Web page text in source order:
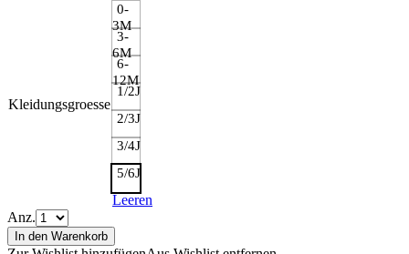
Kleidungsgroesse
0-
3M
3-
6M
6-
12M
1/2J
2/3J
3/4J
5/6J
Leeren
Anz.
In den Warenkorb